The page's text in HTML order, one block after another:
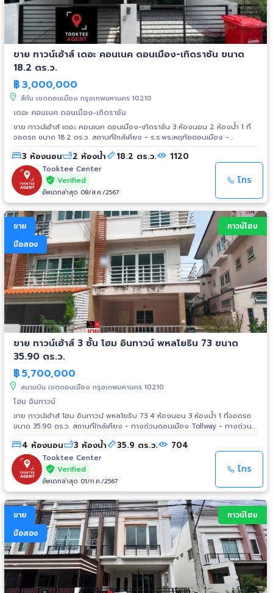
ขาย ทาวน์เฮ้าส์ เดอะ คอนเนค ดอนเมือง-เทิดราชัน ขนาด
18.2 ตร.ว.
฿3,000,000
สีกัน เขตดอนเมือง กรุงเทพมหานคร 10210
เดอะ คอนเนค ดอนเมือง-เทิดราชัน
ขาย ทาวน์เฮ้าส์ เดอะ คอนเนค ดอนเมือง-เทิดราชัน 3 ห้องนอน 2 ห้องน้ำ 1 ที่
จอดรถ ขนาด 18.2 ตร.ว. สถานที่ใกล้เคียง - ร.ร.พระหฤทัยดอนเมือง -
ว.เทคนิคดอนเมือง - สนง.เขตดอนเมือง - ไอทีสแควร์ - รพ.มงกุฎวัฒนะ - บิ๊ก
ซี แจ้งวัฒนะ - ดิ อเวนิว แจ้งวัฒนะ การเดินทาง - ถ.เทิดราชัน - ถ.สรงประภา -
ถ.โลคัลโรด (กำแพงเพชร 6) - ถ.นาวงประชาพัฒนา - ทางด่วนศรีรัช (บางโคล่-
แจ้งวัฒนะ) - ทางด่วนอุดรรัถยา (บางปะอิน-ปากเกร็ด) - ดอนเมืองโทลล์เวย์
รถไฟฟ้า - รถไฟฟ้าชานเมืองสายสีแดงเข้ม (บางซื่อ-รังสิต)
3 ห้องนอน 2 ห้องน้ำ 18.2 ตร.ว. 1120
Tooktee Center
Verified
อัพเดทล่าสุด 08/ส.ค./2567
โทร
ขาย
มือสอง
ทาวน์โฮม
ขาย ทาวน์เฮ้าส์ 3 ชั้น โฮม อินทาวน์ พหลโยธิน 73 ขนาด
35.90 ตร.ว.
฿5,700,000
สนามบิน เขตดอนเมือง กรุงเทพมหานคร 10210
โฮม อินทาวน์
ขาย ทาวน์เฮ้าส์ โฮม อินทาวน์ พหลโยธิน 73 4 ห้องนอน 3 ห้องน้ำ 1 ที่จอดรถ
ขนาด 35.90 ตร.ว. สถานที่ใกล้เคียง - ทางด่วนดอนเมือง Tollway - ทางด่วน
ขั้นที่ 2 หรือทางด่วนอุดรรัถยา - รถไฟชานเมืองสายสีแดงเข้ม ช่วงบางซื่อ-
รังสิต - รถไฟฟ้าสายสีเขียว ช่วงหมอชิต-สะพานใหม่-คูคต - ท่าอากาศยาน
ดอนเมือง
4 ห้องนอน 3 ห้องน้ำ 35.9 ตร.ว. 704
Tooktee Center
Verified
อัพเดทล่าสุด 01/ก.ค./2567
โทร
ขาย
มือสอง
ทาวน์โฮม